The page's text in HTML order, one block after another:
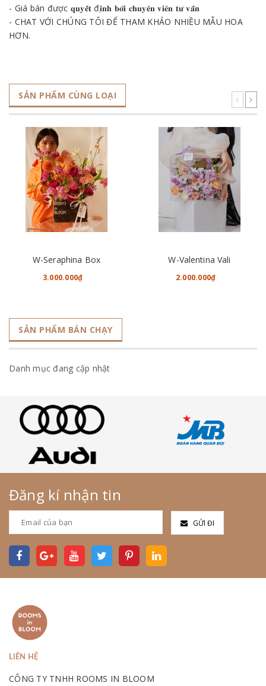
- Giá bán được 𝐪𝐮𝐲𝐞̂́𝐭 đ𝐢̣𝐧𝐡 𝐛𝐨̛̉𝐢 𝐜𝐡𝐮𝐲𝐞̂𝐧 𝐯𝐢𝐞̂𝐧 𝐭𝐮̛ 𝐯𝐚̂́𝐧
- CHAT VỚI CHÚNG TÔI ĐỂ THAM KHẢO NHIỀU MẪU HOA
HƠN.
SẢN PHẨM CÙNG LOẠI
W-Seraphina Box
3.000.000₫
W-Valentina Vali
2.000.000₫
SẢN PHẨM BÁN CHẠY
Danh mục đang cập nhật
Đăng kí nhận tin
GỬI ĐI
LIÊN HỆ
CÔNG TY TNHH ROOMS IN BLOOM